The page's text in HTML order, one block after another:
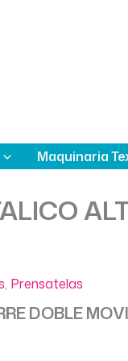
Maquinaria
, Prensatelas
DOBLE